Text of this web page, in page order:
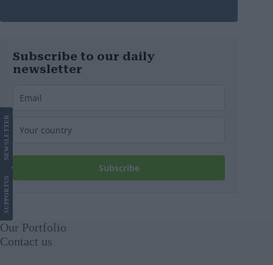
Subscribe to our daily
newsletter
Subscribe
SUPPORT
US
NEWS
LETTER
Our Portfolio
Contact us